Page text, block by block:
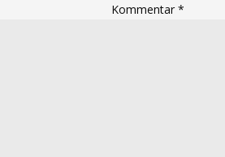
Kommentar *